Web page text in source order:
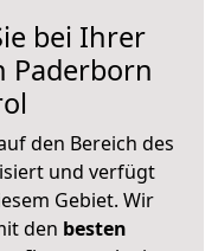
bei Ihrer
Paderborn
den Bereich des
und verfügt
Gebiet. Wir
den besten